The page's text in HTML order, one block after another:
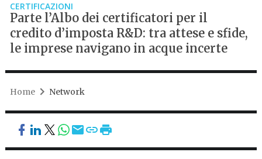
CERTIFICAZIONI
Parte l’Albo dei certificatori per il
credito d’imposta R&D: tra attese e sfide,
le imprese navigano in acque incerte
Home Network